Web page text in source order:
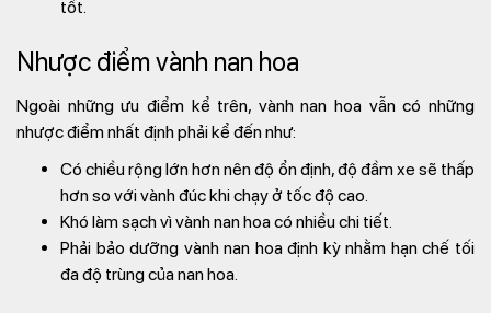
tốt.
Nhược điểm vành nan hoa
Ngoài những ưu điểm kể trên, vành nan hoa vẫn có những
nhược điểm nhất định phải kể đến như:
Có chiều rộng lớn hơn nên độ ổn định, độ đầm xe sẽ thấp
hơn so với vành đúc khi chạy ở tốc độ cao.
Khó làm sạch vì vành nan hoa có nhiều chi tiết.
Phải bảo dưỡng vành nan hoa định kỳ nhằm hạn chế tối
đa độ trùng của nan hoa.